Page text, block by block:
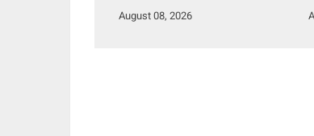
Tinggalkan Jambi
August 08, 2026